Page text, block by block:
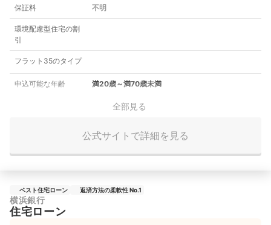
保証料 不明
環境配慮型住宅の割
引
フラット35のタイプ
申込可能な年齢 満20歳～満70歳未満
全部見る
公式サイトで詳細を見る
ベスト住宅ローン 返済方法の柔軟性 No.1
横浜銀行
住宅ローン